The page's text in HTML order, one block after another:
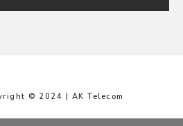
© 2024 | AK Telecom